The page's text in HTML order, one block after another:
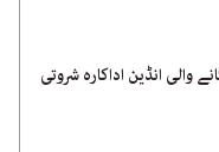
والی انڈین اداکارہ شروتی